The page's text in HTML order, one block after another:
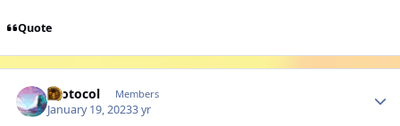
Quote
Protocol Members
January 19, 20233 yr